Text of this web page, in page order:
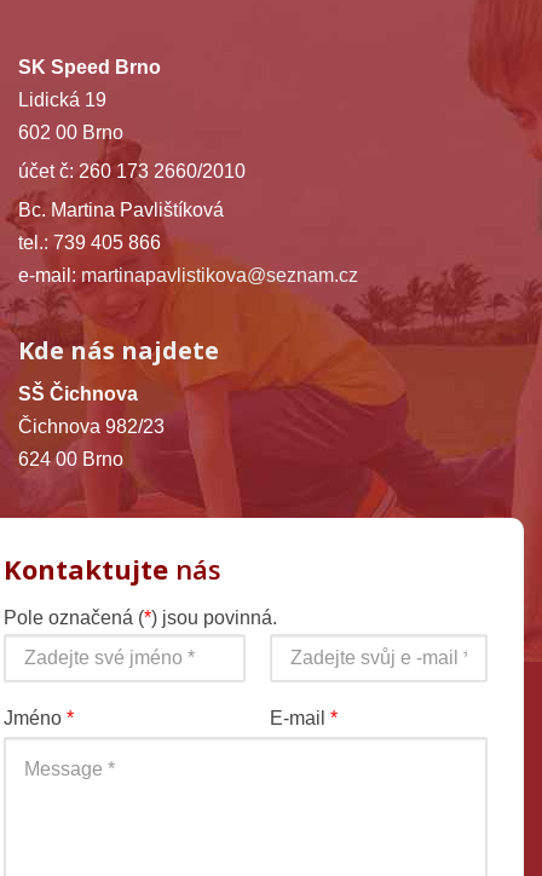
SK Speed Brno
Lidická 19
602 00 Brno
účet č: 260 173 2660/2010
Bc. Martina Pavlištíková
tel.: 739 405 866
e-mail: martinapavlistikova@seznam.cz
Kde nás najdete
SŠ Čichnova
Čichnova 982/23
624 00 Brno
Kontaktujte nás
Pole označená (*) jsou povinná.
Jméno * E-mail *